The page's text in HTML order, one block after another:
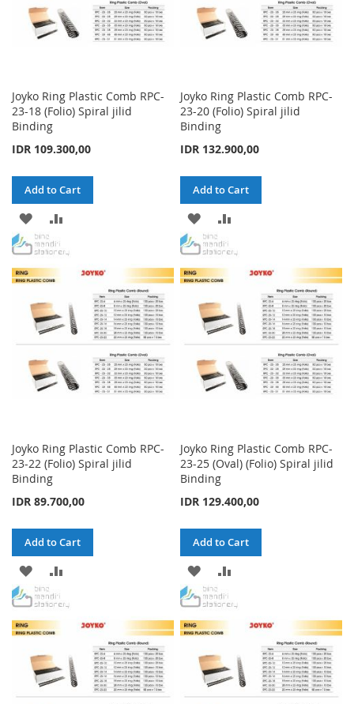
Joyko Ring Plastic Comb RPC-
23-18 (Folio) Spiral jilid
Binding
IDR 109.300,00
Add to Cart
ADD
TO
WISH
LIST
COMPARE
Joyko Ring Plastic Comb RPC-
23-20 (Folio) Spiral jilid
Binding
IDR 132.900,00
Add to Cart
ADD
TO
WISH
LIST
COMPARE
Joyko Ring Plastic Comb RPC-
23-22 (Folio) Spiral jilid
Binding
IDR 89.700,00
Add to Cart
ADD
TO
WISH
LIST
COMPARE
Joyko Ring Plastic Comb RPC-
23-25 (Oval) (Folio) Spiral jilid
Binding
IDR 129.400,00
Add to Cart
ADD
TO
WISH
LIST
COMPARE